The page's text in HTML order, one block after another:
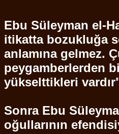
Ebu Süleyman el-
itikatta bozukluğa
anlamına gelmez.
peygamberlerden
yükselttikleri
Sonra Ebu
oğullarının